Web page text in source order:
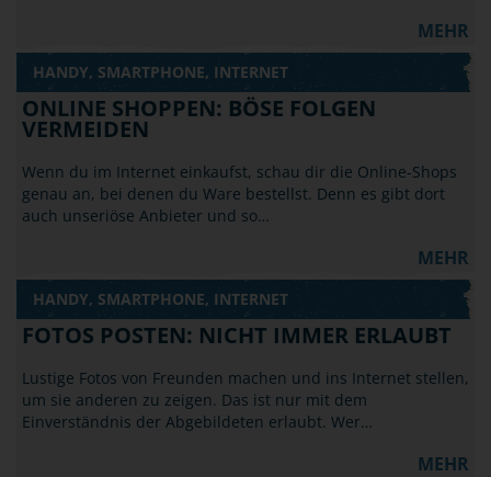
MEHR
HANDY, SMARTPHONE, INTERNET
ONLINE SHOPPEN: BÖSE FOLGEN
VERMEIDEN
Wenn du im Internet einkaufst, schau dir die Online-Shops
genau an, bei denen du Ware bestellst. Denn es gibt dort
auch unseriöse Anbieter und so…
MEHR
HANDY, SMARTPHONE, INTERNET
FOTOS POSTEN: NICHT IMMER ERLAUBT
Lustige Fotos von Freunden machen und ins Internet stellen,
um sie anderen zu zeigen. Das ist nur mit dem
Einverständnis der Abgebildeten erlaubt. Wer…
MEHR